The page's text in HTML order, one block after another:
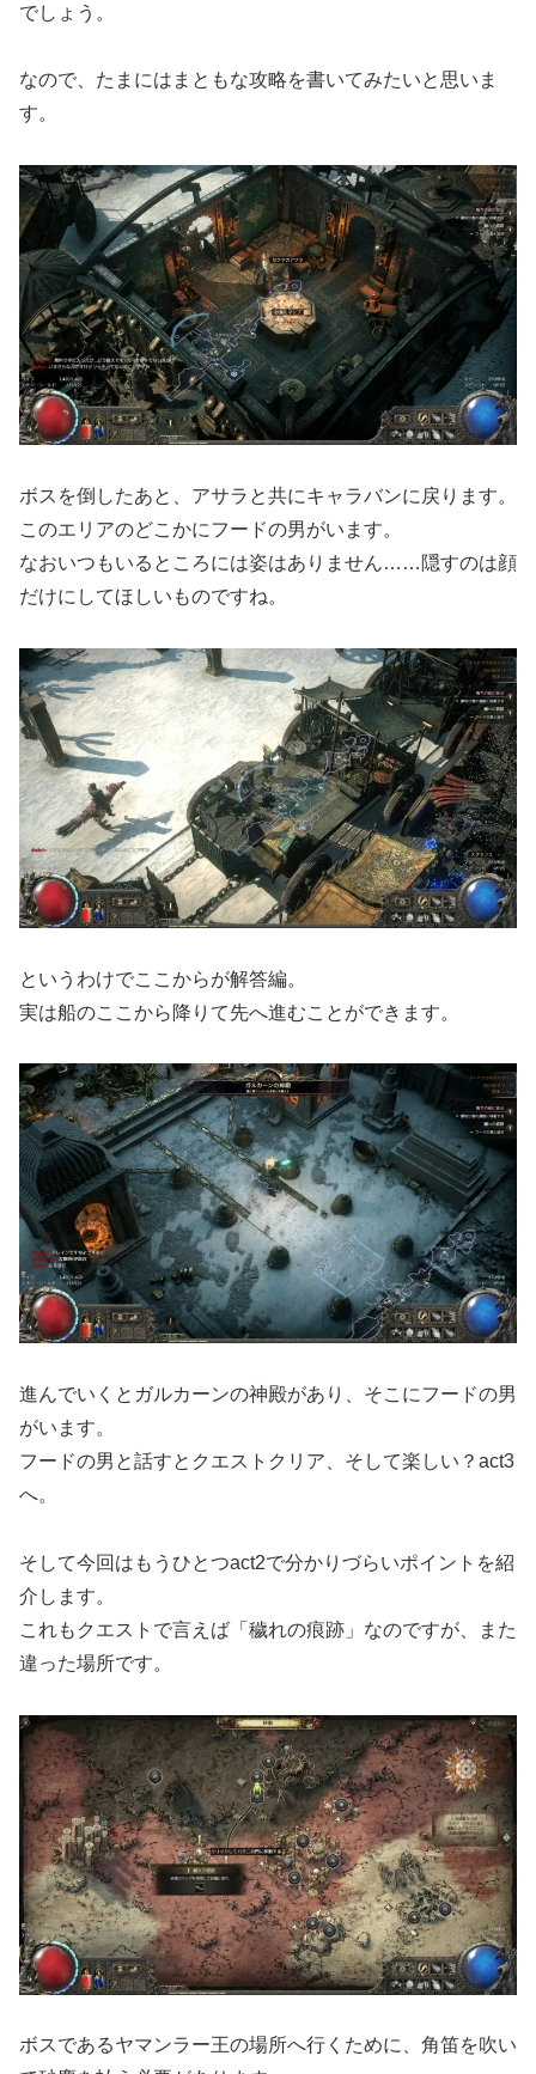
でしょう。
なので、たまにはまともな攻略を書いてみたいと思いま
す。
ボスを倒したあと、アサラと共にキャラバンに戻ります。
このエリアのどこかにフードの男がいます。
なおいつもいるところには姿はありません……隠すのは顔
だけにしてほしいものですね。
というわけでここからが解答編。
実は船のここから降りて先へ進むことができます。
進んでいくとガルカーンの神殿があり、そこにフードの男
がいます。
フードの男と話すとクエストクリア、そして楽しい？act3
へ。
そして今回はもうひとつact2で分かりづらいポイントを紹
介します。
これもクエストで言えば「穢れの痕跡」なのですが、また
違った場所です。
ボスであるヤマンラー王の場所へ行くために、角笛を吹い